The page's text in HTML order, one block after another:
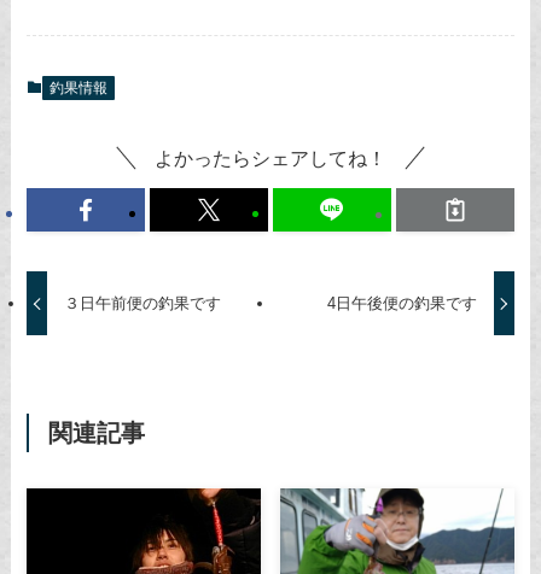
釣果情報
よかったらシェアしてね！
３日午前便の釣果です 4日午後便の釣果です
関連記事